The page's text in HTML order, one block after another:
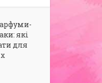
які
для